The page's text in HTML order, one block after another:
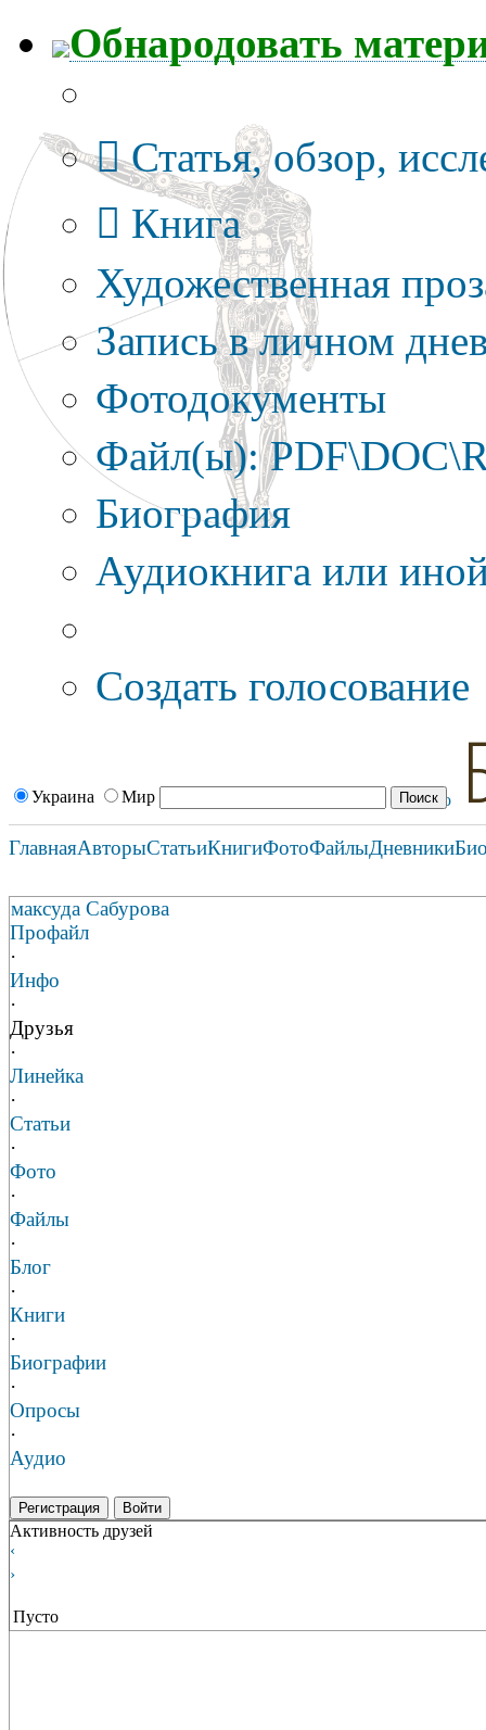
Обнародовать
Статья, обзор,
Книга
Художественная
Запись в личном
Фотодокументы
Файл(ы):
Биография
Аудиокнига или
Создать голосование
Украина Мир
ГлавнаяАвторыСтатьиКнигиФотоФайлыДневники
максуда Сабурова
Профайл
·
Инфо
·
Друзья
·
Линейка
·
Статьи
·
Фото
·
Файлы
·
Блог
·
Книги
·
Биографии
·
Опросы
·
Аудио
Регистрация Войти
Активность друзей
‹
›
Пусто